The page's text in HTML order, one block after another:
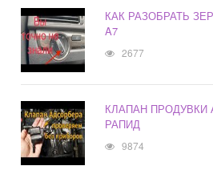
КАК РАЗОБРАТЬ
A7
2677
КЛАПАН
РАПИД
9874